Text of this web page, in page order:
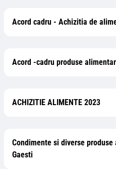
Acord cadru - Achizitia de
Acord -cadru produse
ACHIZITIE ALIMENTE 2023
Condimente si diverse
Gaesti